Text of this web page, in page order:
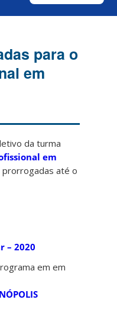
para o
em
da turma
em
prorrogadas até o
– 2020
em em